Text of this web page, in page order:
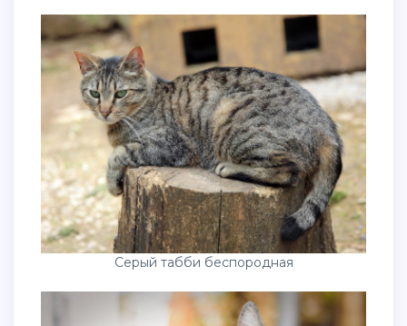
Серый табби беспородная